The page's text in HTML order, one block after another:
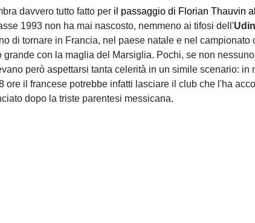
davvero tutto fatto per il passaggio di Florian Thauvin
1993 non ha mai nascosto, nemmeno ai tifosi dell'
di tornare in Francia, nel paese natale e nel campionato
grande con la maglia del Marsiglia. Pochi, se non
però aspettarsi tanta celerità in un simile scenario: in
ore il francese potrebbe infatti lasciare il club che l'ha
dopo la triste parentesi messicana.